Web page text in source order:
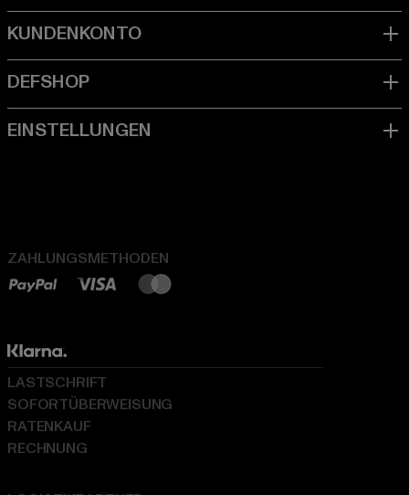
ZAHLUNGSMETHODEN
LASTSCHRIFT
SOFORTÜBERWEISUNG
RATENKAUF
RECHNUNG